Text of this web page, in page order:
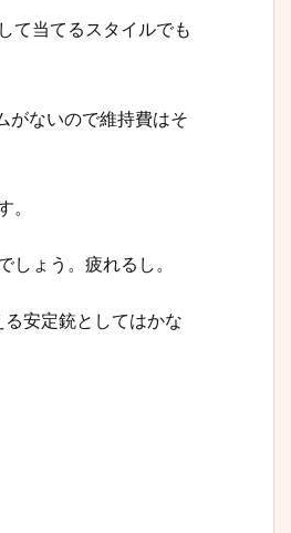
て当てるスタイルでも
がないので維持費はそ
ょう。疲れるし。
安定銃としてはかな